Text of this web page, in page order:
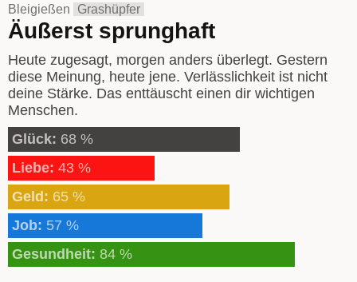
Bleigießen Grashüpfer
Äußerst sprunghaft
Heute zugesagt, morgen anders überlegt. Gestern
diese Meinung, heute jene. Verlässlichkeit ist nicht
deine Stärke. Das enttäuscht einen dir wichtigen
Menschen.
Glück: 68 %
Liebe: 43 %
Geld: 65 %
Job: 57 %
Gesundheit: 84 %